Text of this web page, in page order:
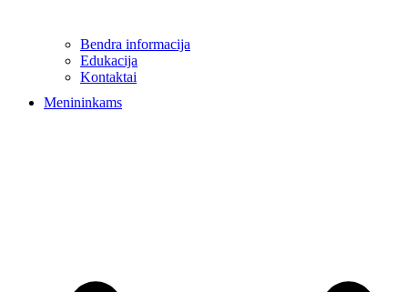
Bendra informacija
Edukacija
Kontaktai
Menininkams